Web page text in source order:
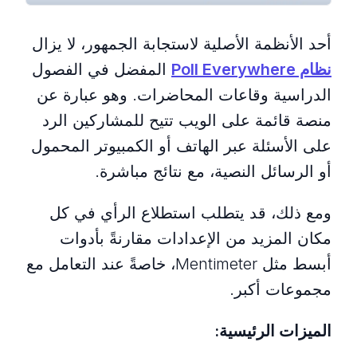
أحد الأنظمة الأصلية لاستجابة الجمهور، لا يزال
نظام Poll Everywhere
المفضل في الفصول
الدراسية وقاعات المحاضرات. وهو عبارة عن
منصة قائمة على الويب تتيح للمشاركين الرد
على الأسئلة عبر الهاتف أو الكمبيوتر المحمول
أو الرسائل النصية، مع نتائج مباشرة.
ومع ذلك، قد يتطلب استطلاع الرأي في كل
مكان المزيد من الإعدادات مقارنةً بأدوات
أبسط مثل Mentimeter، خاصةً عند التعامل مع
مجموعات أكبر.
الميزات الرئيسية: